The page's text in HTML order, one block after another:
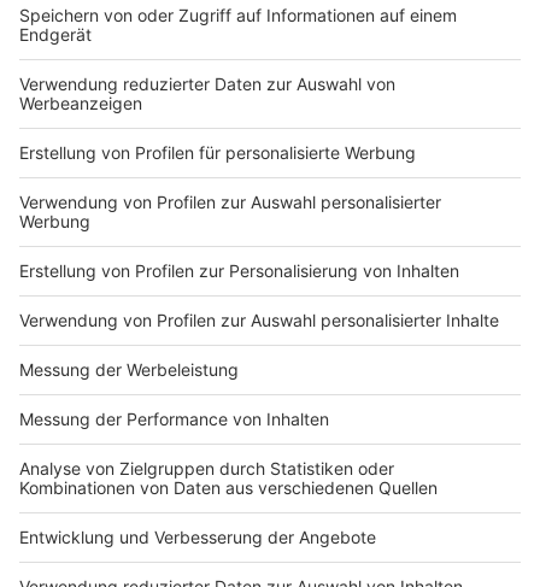
Wahi
Aktionen
eine leckere und gute Zeit.
Antenne Niederrhein sucht Auswanderer
Aktionen |Spanien, Australien oder eine Hallig? Im Mai
starten wir bei Antenne Niederrhein mit unserer
Auswanderer-Serie! Wir sprechen mit Auswanderern,
Menschen, die den Niederrhein verlassen haben, aber immer
noch mit ihrer Heimat verbandelt sind.
Die besten Rezepte von TV- und Kochexperte Alex
Wahi
Aktionen|Alex Wahi präsentiert euch seine Grilltips für
eine leckere und gute Zeit.
Die Antenne-Niederrhein "DORF-STORYS"
Aktionen|Wir sind uns sicher: Auch in den kleinsten
Dörfern verstecken sich tolle Geschichten. Und Ihr könnt
entscheiden, wo wir diese "DORF-STORYS" suchen sollen.